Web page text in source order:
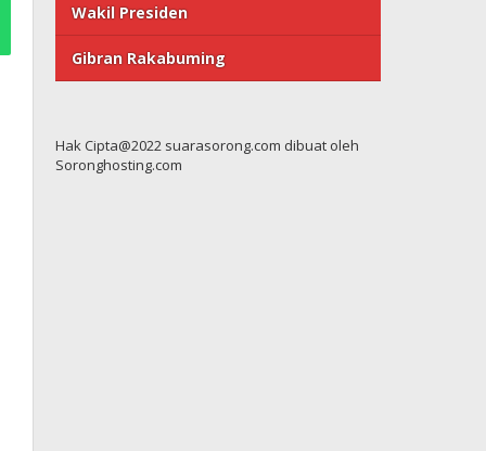
Wakil Presiden
Gibran Rakabuming
Hak Cipta@2022 suarasorong.com dibuat oleh
Soronghosting.com